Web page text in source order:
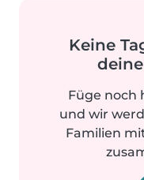
Keine
Füge noch
und wir
Familien